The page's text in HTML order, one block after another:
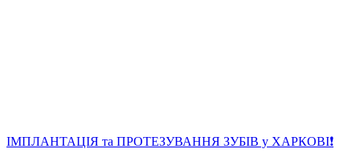
ІМПЛАНТАЦІЯ та ПРОТЕЗУВАННЯ ЗУБІВ у ХАРКОВІ❗️